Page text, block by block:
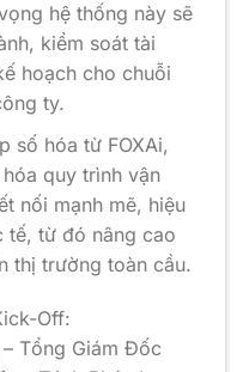
hệ thống này sẽ
kiểm soát tài
hoạch cho chuỗi
ty.
số hóa từ FOXAi,
quy trình vận
nối mạnh mẽ, hiệu
tế, từ đó nâng cao
thị trường toàn cầu.
Off:
Tổng Giám Đốc